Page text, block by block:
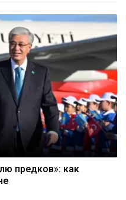
предков»: как